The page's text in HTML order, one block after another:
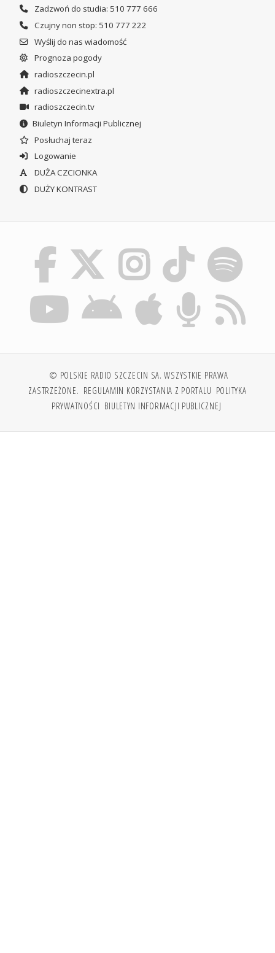
Zadzwoń do studia: 510 777 666
Czujny non stop: 510 777 222
Wyślij do nas wiadomość
Prognoza pogody
radioszczecin.pl
radioszczecinextra.pl
radioszczecin.tv
Biuletyn Informacji Publicznej
Posłuchaj teraz
Logowanie
DUŻA CZCIONKA
DUŻY KONTRAST
© POLSKIE RADIO SZCZECIN SA. WSZYSTKIE PRAWA
ZASTRZEŻONE. REGULAMIN KORZYSTANIA Z PORTALU POLITYKA
PRYWATNOŚCI BIULETYN INFORMACJI PUBLICZNEJ